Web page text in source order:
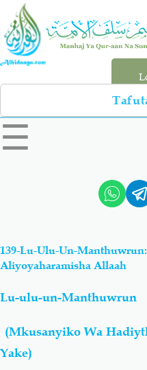
Skip
main
content
Search
left
sidebar
☰
Aqiydah
Shirki & Kufru
Salaf Wa Ummah
139-Lu-Ulu-Un-
Aliyoyaharamisha Allaah
Lu-ulu-un-Manthuwrun
(Mkusanyiko Wa
Yake)